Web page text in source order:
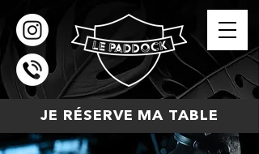
JE RÉSERVE MA TABLE